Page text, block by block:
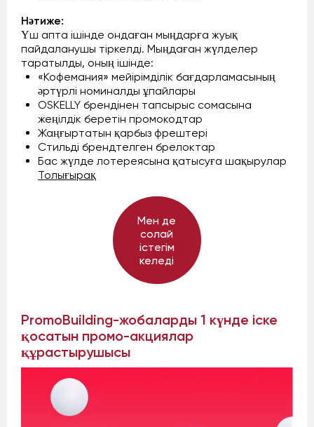
Нәтиже:
Үш апта ішінде ондаған мыңдарға жуық
пайдаланушы тіркелді. Мыңдаған жүлделер
таратылды, оның ішінде:
«Кофемания» мейірімділік бағдарламасының
әртүрлі номиналды ұпайлары
OSKELLY брендінен тапсырыс сомасына
жеңілдік беретін промокодтар
Жаңғыртатын қарбыз фрештері
Стильді брендтелген брелоктар
Бас жүлде лотереясына қатысуға шақырулар
Толығырақ
Мен де
солай
істегім
келеді
PromoBuilding-жобаларды 1 күнде іске
қосатын промо-акциялар
құрастырушысы